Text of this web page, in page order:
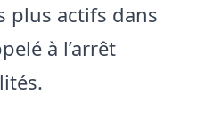
plus actifs dans
à l’arrêt